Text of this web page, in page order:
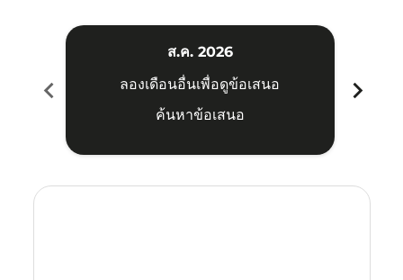
chevron_left
ส.ค. 2026
ลองเดือนอื่นเพื่อดูข้อเสนอ
ค้นหาข้อเสนอ
chevron_right